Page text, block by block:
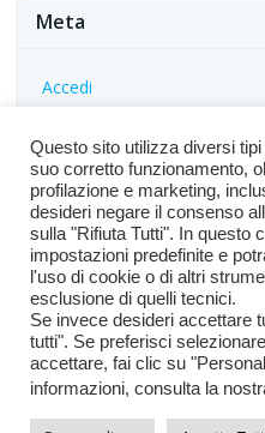
Meta
Accedi
Feed dei commenti
WordPress.org
© 2026 ScrivoFacile.
and
Questo sito utilizza diversi
suo corretto funzionamento,
profilazione e marketing,
desideri negare il consenso
sulla "Rifiuta Tutti". In questo
impostazioni predefinite e
l'uso di cookie o di altri
esclusione di quelli tecnici.
Se invece desideri accettare
tutti". Se preferisci
accettare, fai clic su
informazioni, consulta la